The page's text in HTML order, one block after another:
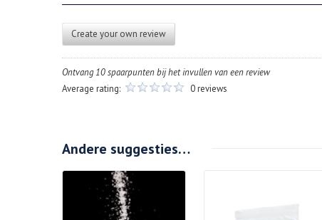
Create your own review
Ontvang 10 spaarpunten bij het invullen van een review
Average rating:
0 reviews
Andere suggesties…
Details